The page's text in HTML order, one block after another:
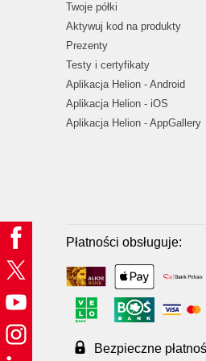
Twoje półki
Aktywuj kod na produkty
Prezenty
Testy i certyfikaty
Aplikacja Helion - Android
Aplikacja Helion - iOS
Aplikacja Helion - AppGallery
Płatności obsługuje:
Bezpieczne